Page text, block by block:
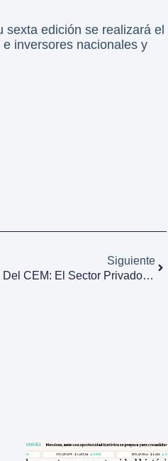
sexta edición se realizará el
inversores nacionales y
Siguiente
Martín Clément, Presidente Del CEM: El Sector Privado Debe Tener Su Espacio Para Generar Valor Y Progreso